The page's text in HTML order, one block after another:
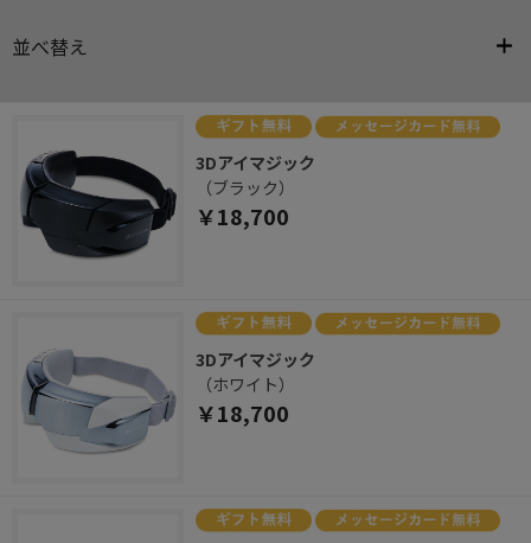
並べ替え
3Dアイマジック
（ブラック）
￥18,700
3Dアイマジック
（ホワイト）
￥18,700